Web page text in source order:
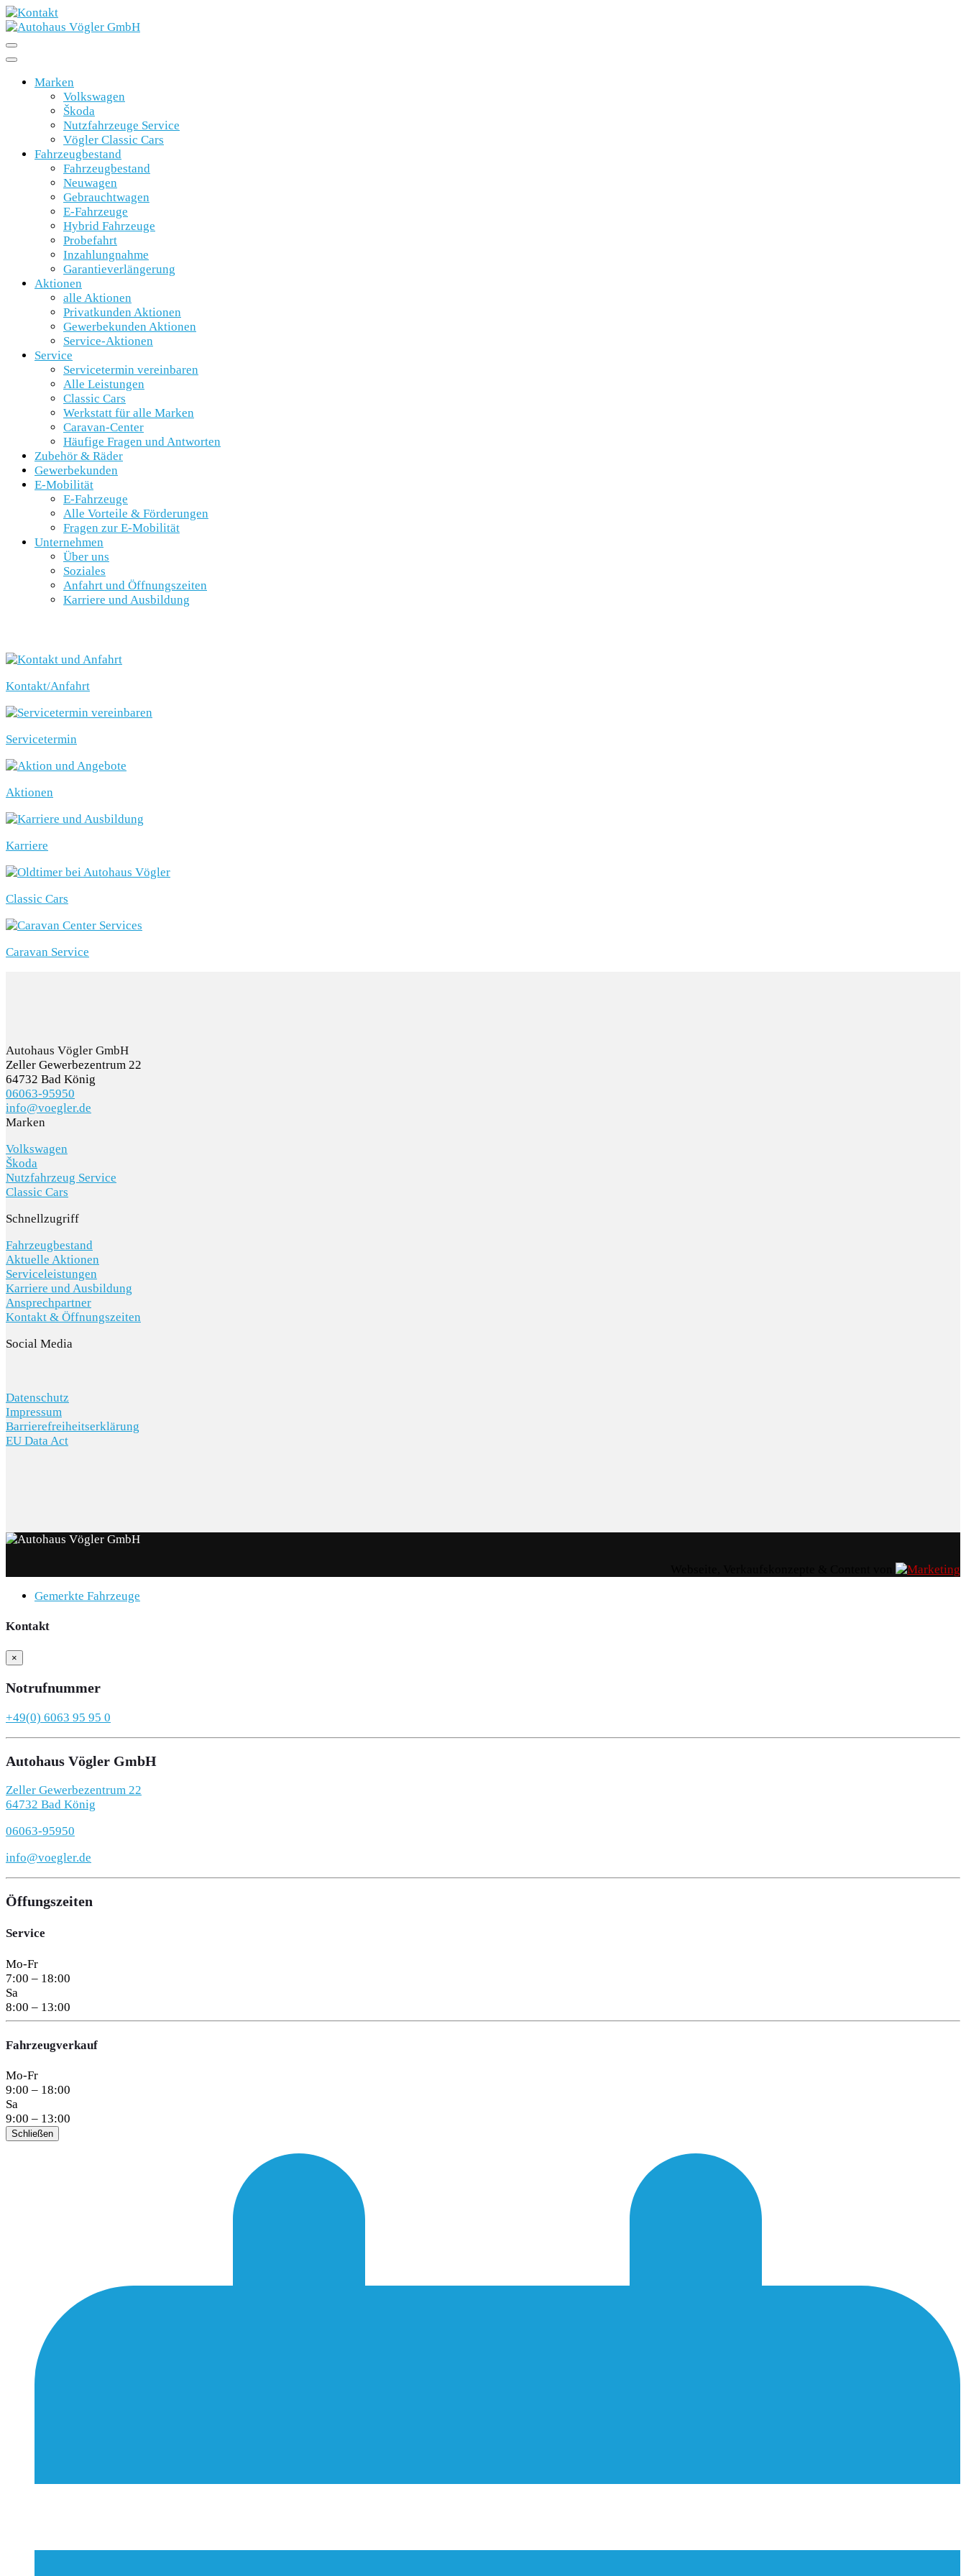
Marken
Volkswagen
Škoda
Nutzfahrzeuge Service
Vögler Classic Cars
Fahrzeugbestand
Fahrzeugbestand
Neuwagen
Gebrauchtwagen
E-Fahrzeuge
Hybrid Fahrzeuge
Probefahrt
Inzahlungnahme
Garantieverlängerung
Aktionen
alle Aktionen
Privatkunden Aktionen
Gewerbekunden Aktionen
Service-Aktionen
Service
Servicetermin vereinbaren
Alle Leistungen
Classic Cars
Werkstatt für alle Marken
Caravan-Center
Häufige Fragen und Antworten
Zubehör & Räder
Gewerbekunden
E-Mobilität
E-Fahrzeuge
Alle Vorteile & Förderungen
Fragen zur E-Mobilität
Unternehmen
Über uns
Soziales
Anfahrt und Öffnungszeiten
Karriere und Ausbildung
Kontakt/Anfahrt
Servicetermin
Aktionen
Karriere
Classic Cars
Caravan Service
Autohaus Vögler GmbH
Zeller Gewerbezentrum 22
64732 Bad König
06063-95950
info@voegler.de
Marken
Volkswagen
Škoda
Nutzfahrzeug Service
Classic Cars
Schnellzugriff
Fahrzeugbestand
Aktuelle Aktionen
Serviceleistungen
Karriere und Ausbildung
Ansprechpartner
Kontakt & Öffnungszeiten
Social Media
Datenschutz
Impressum
Barrierefreiheitserklärung
EU Data Act
Gemerkte Fahrzeuge
Kontakt
×
Notrufnummer
+49(0) 6063 95 95 0
Autohaus Vögler GmbH
Zeller Gewerbezentrum 22
64732 Bad König
06063-95950
info@voegler.de
Öffungszeiten
Service
Mo-Fr
7:00 – 18:00
Sa
8:00 – 13:00
Fahrzeugverkauf
Mo-Fr
9:00 – 18:00
Sa
9:00 – 13:00
Schließen